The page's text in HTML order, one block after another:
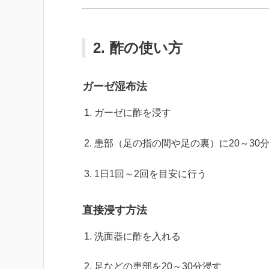
2. 酢の使い方
ガーゼ湿布法
ガーゼに酢を浸す
患部（足の指の間や足の裏）に20～30
1日1回～2回を目安に行う
直接浸す方法
洗面器に酢を入れる
足などの患部を20～30分浸す